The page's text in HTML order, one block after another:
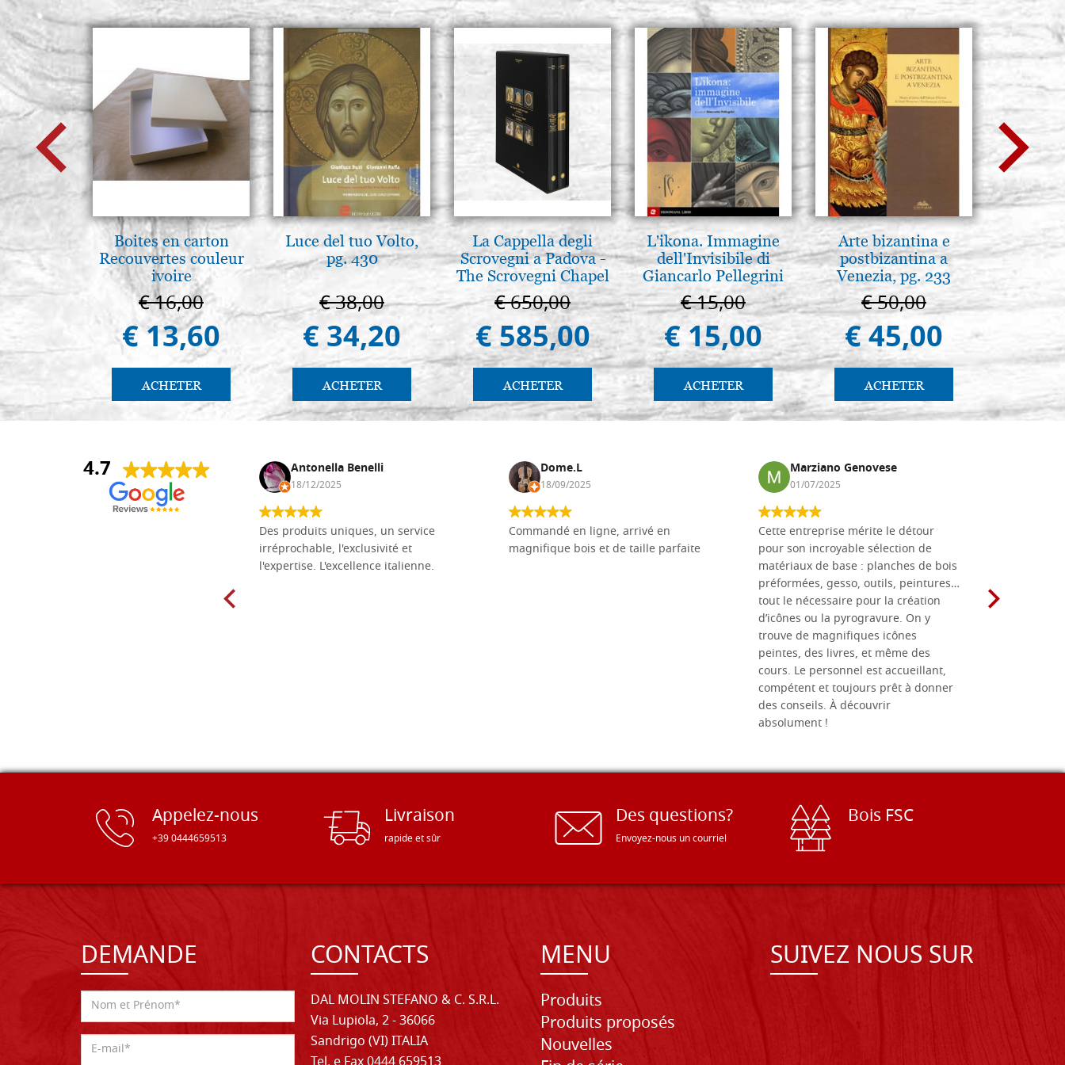
Boites en carton
Recouvertes couleur
ivoire
€ 16,00
€ 13,60
ACHETER
Luce del tuo Volto,
pg. 430
€ 38,00
€ 34,20
ACHETER
La Cappella degli
Scrovegni a Padova -
The Scrovegni Chapel
in Padua
€ 650,00
€ 585,00
ACHETER
L'ikona. Immagine
dell'Invisibile di
Giancarlo Pellegrini
€ 15,00
€ 15,00
ACHETER
Arte bizantina e
postbizantina a
Venezia, pg. 233
€ 50,00
€ 45,00
ACHETER
€
€
4.7
Daniel Vandewalle Antonella Benelli
18/12/2025
Des produits uniques, un service
irréprochable, l'exclusivité et
l'expertise. L'excellence italienne.
Dome.L
18/09/2025
Commandé en ligne, arrivé en
magnifique bois et de taille parfaite
Marziano Genovese
01/07/2025
Cette entreprise mérite le détour
pour son incroyable sélection de
matériaux de base : planches de bois
préformées, gesso, outils, peintures…
tout le nécessaire pour la création
d’icônes ou la pyrogravure. On y
trouve de magnifiques icônes
peintes, des livres, et même des
cours. Le personnel est accueillant,
compétent et toujours prêt à donner
des conseils. À découvrir
absolument !
Appelez-nous
+39 0444659513
Livraison
rapide et sûr
Des questions?
Envoyez-nous un courriel
Bois FSC
DEMANDE CONTACTS
DAL MOLIN STEFANO & C. S.R.L.
Via Lupiola, 2 - 36066
Sandrigo (VI) ITALIA
MENU
Produits
Produits proposés
Nouvelles
SUIVEZ NOUS SUR